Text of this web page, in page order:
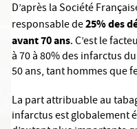
D’après la Société
responsable de25% des
avant 70 ans. C’est le
à 70 à 80% des infarctus
50 ans, tant hommes que
La part attribuable au
infarctus est globalement